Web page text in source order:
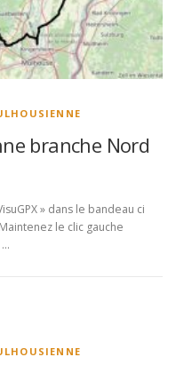
branche Nord
» dans le bandeau ci
le clic gauche